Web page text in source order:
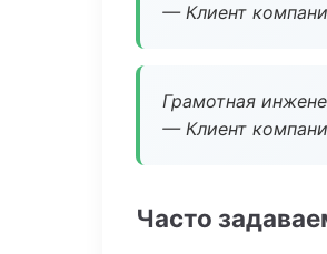
— Клиент
Грамотная
— Клиент
Часто